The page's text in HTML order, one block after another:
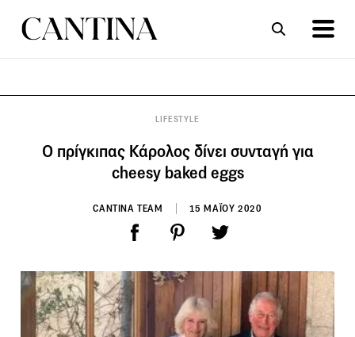
LIFESTYLE
O πρίγκιπας Κάρολος δίνει συνταγή για
cheesy baked eggs
CANTINA TEAM 15 ΜΑΪΟΥ 2020